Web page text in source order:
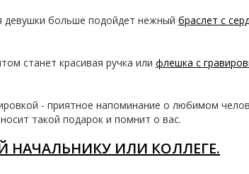
девушки больше подойдет нежный браслет с
станет красивая ручка или флешка с
- приятное напоминание о любимом
такой подарок и помнит о вас.
НАЧАЛЬНИКУ ИЛИ КОЛЛЕГЕ.